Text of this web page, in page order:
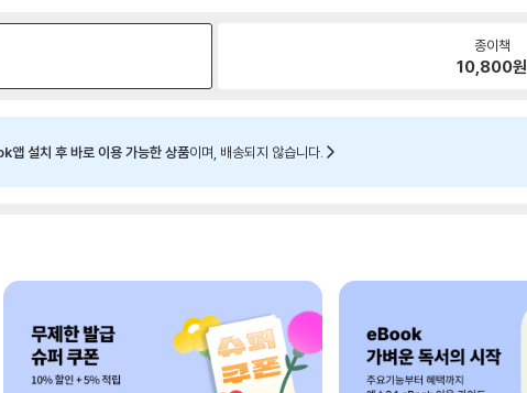
종이책
10,800원
설치 후 바로 이용 가능한 상품이며, 배송되지 않습니다.